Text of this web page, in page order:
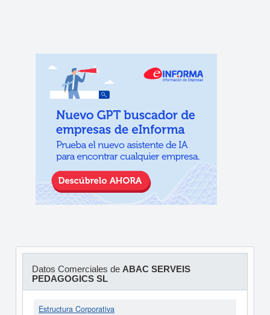
Datos Comerciales de ABAC SERVEIS
PEDAGOGICS SL
Estructura Corporativa